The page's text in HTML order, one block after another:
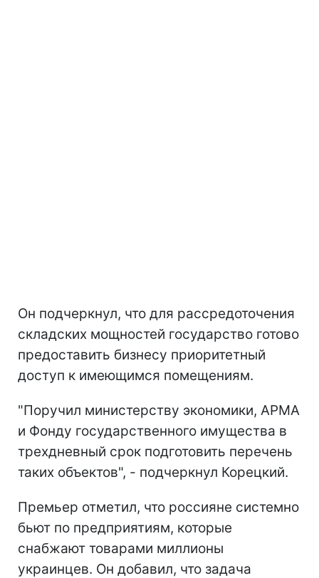
Он подчеркнул, что для рассредоточения
складских мощностей государство готово
предоставить бизнесу приоритетный
доступ к имеющимся помещениям.
"Поручил министерству экономики, АРМА
и Фонду государственного имущества в
трехдневный срок подготовить перечень
таких объектов", - подчеркнул Корецкий.
Премьер отметил, что россияне системно
бьют по предприятиям, которые
снабжают товарами миллионы
украинцев. Он добавил, что задача